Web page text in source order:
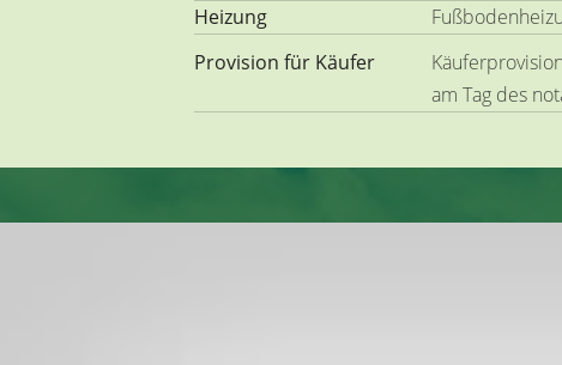
Heizung
Provision für Käufer
am Tag des